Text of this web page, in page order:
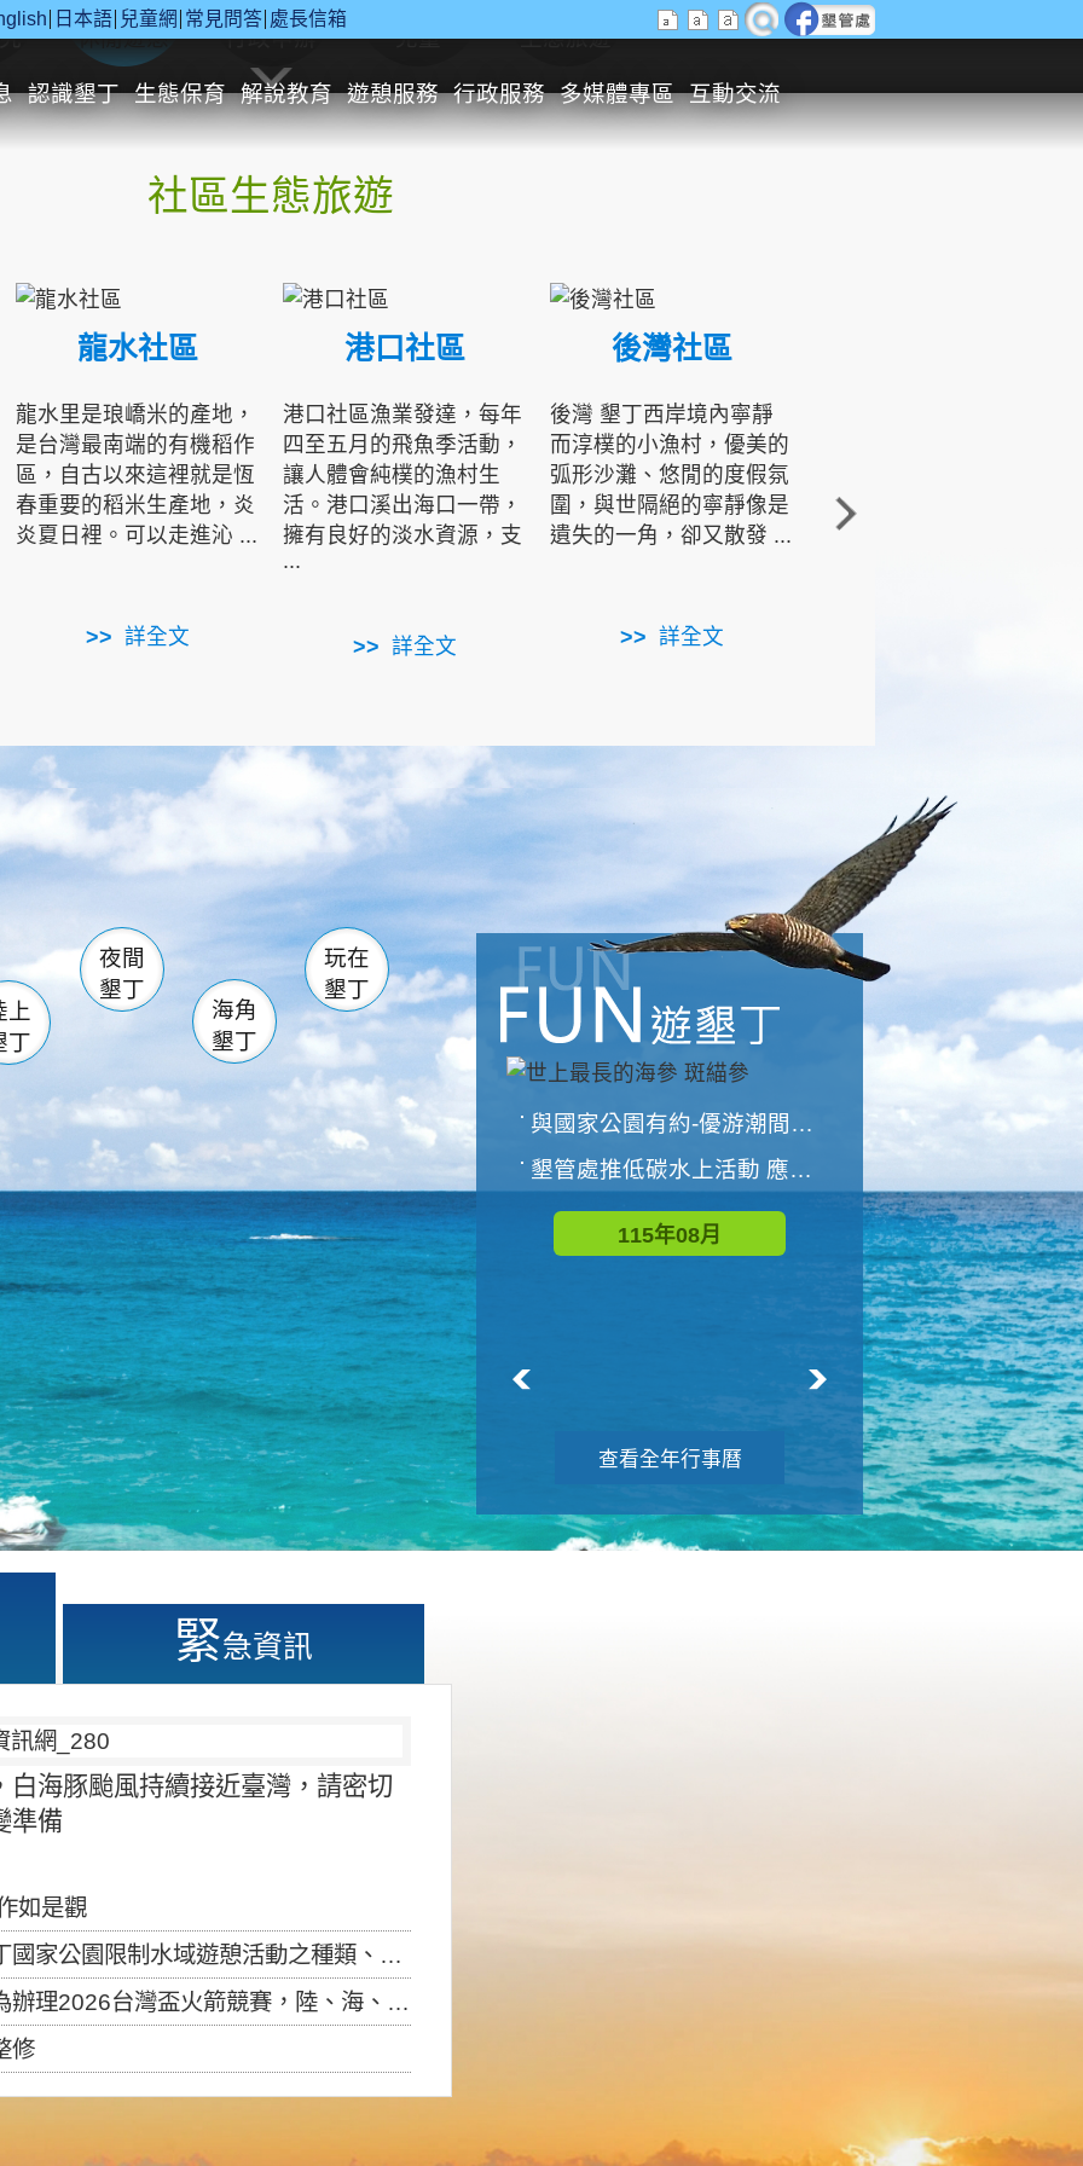
日本語 兒童網 常見問答 處長信箱
認識墾丁 生態保育 解說教育 遊憩服務 行政服務 多媒體專區 互動交流
休閒遊憩 行政申辦 兒童 生態旅遊
社區生態旅遊
龍水社區
龍水里是琅嶠米的產地，
是台灣最南端的有機稻作
區，自古以來這裡就是恆
春重要的稻米生產地，炎
炎夏日裡。可以走進沁 ...
詳全文
港口社區
港口社區漁業發達，每年
四至五月的飛魚季活動，
讓人體會純樸的漁村生
活。港口溪出海口一帶，
擁有良好的淡水資源，支
...
詳全文
後灣社區
後灣 墾丁西岸境內寧靜
而淳樸的小漁村，優美的
弧形沙灘、悠閒的度假氛
圍，與世隔絕的寧靜像是
遺失的一角，卻又散發 ...
詳全文
角的端點，冬季海浪拍打
著礁岸，旺盛的侵蝕作
南仁湖
滿州 佳樂水
森林遊樂區
墾管處遊客中心
社頂公園 風吹沙
船帆石 龍磐公園
香蕉灣 龍坑
鵝鑾鼻
上
丁
夜間
墾丁
海角
墾丁
玩在
墾丁
與國家公園有約-優游潮間探險者
墾管處推低碳水上活動 應屆畢業生限額免費參加
115年08月
世界地球清潔日 墾管處辦理「2026年墾丁國家公園沙灘淨灘活動
115年09月
查看全年行事曆
緊急資訊
海豚颱風持續接近臺灣，請密切
準備
如是觀
制水域遊憩活動之種類、範圍、時間及行為」，自即日生效。
盃火箭競賽，陸、海、空域警戒及協調相關事宜，因颱風備案事宜
修